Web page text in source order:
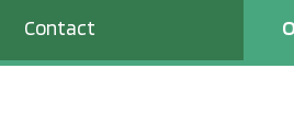
Contact